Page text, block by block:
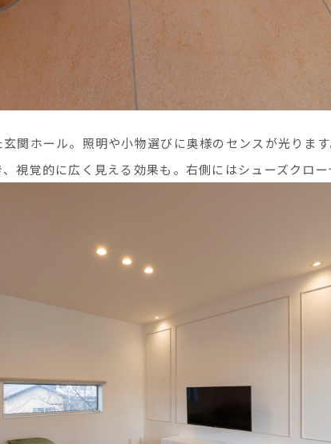
関ホール。照明や小物選びに奥様のセンスが光りま
視覚的に広く見える効果も。右側にはシューズクロー